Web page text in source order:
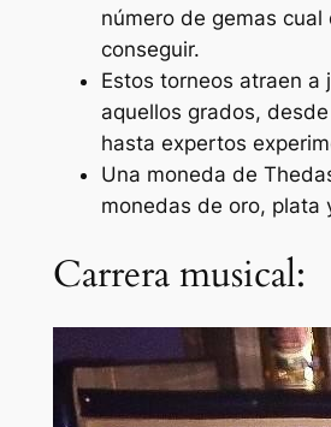
número de gemas cual
conseguir.
Estos torneos atraen a
aquellos grados,
hasta expertos
Una moneda de
monedas de oro, plata
Carrera musical: